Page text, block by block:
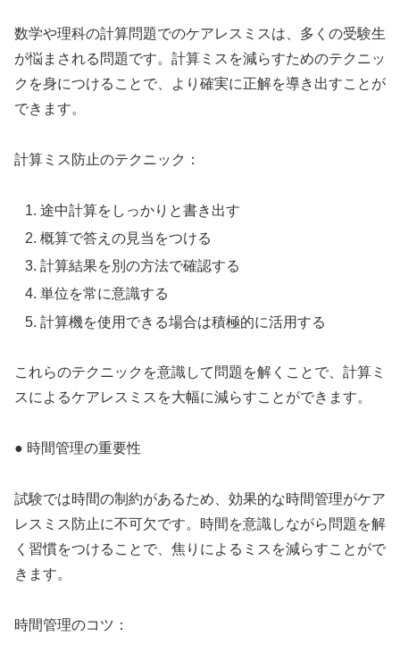
数学や理科の計算問題でのケアレスミスは、多くの受験生
が悩まされる問題です。計算ミスを減らすためのテクニッ
クを身につけることで、より確実に正解を導き出すことが
できます。
計算ミス防止のテクニック：
途中計算をしっかりと書き出す
概算で答えの見当をつける
計算結果を別の方法で確認する
単位を常に意識する
計算機を使用できる場合は積極的に活用する
これらのテクニックを意識して問題を解くことで、計算ミ
スによるケアレスミスを大幅に減らすことができます。
● 時間管理の重要性
試験では時間の制約があるため、効果的な時間管理がケア
レスミス防止に不可欠です。時間を意識しながら問題を解
く習慣をつけることで、焦りによるミスを減らすことがで
きます。
時間管理のコツ：